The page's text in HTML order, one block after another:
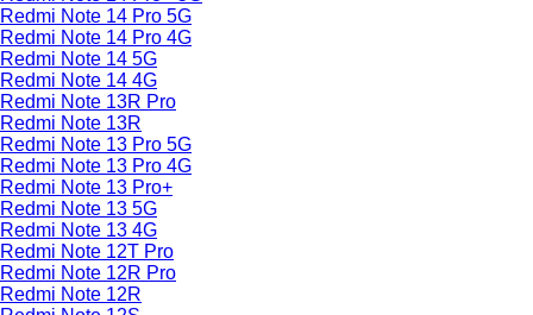
Redmi Note 14 Pro 5G
Redmi Note 14 Pro 4G
Redmi Note 14 5G
Redmi Note 14 4G
Redmi Note 13R Pro
Redmi Note 13R
Redmi Note 13 Pro 5G
Redmi Note 13 Pro 4G
Redmi Note 13 Pro+
Redmi Note 13 5G
Redmi Note 13 4G
Redmi Note 12T Pro
Redmi Note 12R Pro
Redmi Note 12R